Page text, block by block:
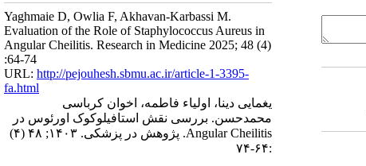
Yaghmaie D, Owlia F, Akhavan-Karbassi M.
Evaluation of the Role of Staphylococcus Aureus in
Angular Cheilitis. Research in Medicine 2025; 48 (4)
:64-74
URL: http://pejouhesh.sbmu.ac.ir/article-1-3395-
fa.html
یغمایی دینا، اولیاء فاطمه، اخوان کرباسی
محمدحسن. بررسی نقش استافیلوکوک اورئوس در
Angular Cheilitis. پژوهش در پزشکی. ۱۴۰۳; ۴۸ (۴)
:۶۴-۷۴